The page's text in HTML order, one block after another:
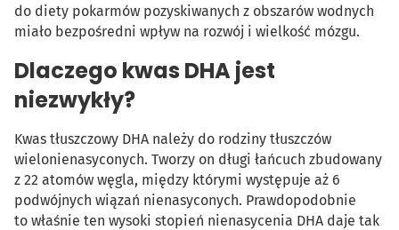
do diety pokarmów pozyskiwanych z obszarów wodnych
miało bezpośredni wpływ na rozwój i wielkość mózgu.
Dlaczego kwas DHA jest
niezwykły?
Kwas tłuszczowy DHA należy do rodziny tłuszczów
wielonienasyconych. Tworzy on długi łańcuch zbudowany
z 22 atomów węgla, między którymi występuje aż 6
podwójnych wiązań nienasyconych. Prawdopodobnie
to właśnie ten wysoki stopień nienasycenia DHA daje tak